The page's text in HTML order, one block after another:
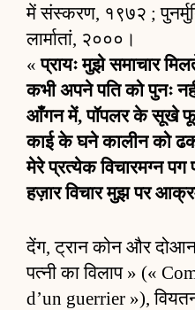
में संस्करण, १९७२ ;
लार्मातां, २०००।
«प्रायः मुझे समाचार
कभी अपने पति को पुनः
आँगन में, पॉपलर के सूखे
काई के घने कालीन को
मेरे प्रत्येक विचारमग्न पग
हज़ार विचार मुझ पर
देंग, ट्रान कोन और दोआन,
पत्नी का विलाप » («
d’un guerrier »),